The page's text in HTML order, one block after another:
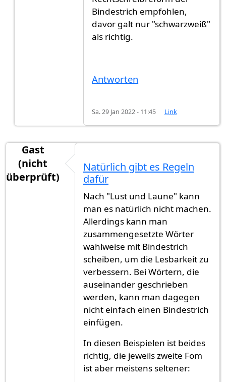
Bindestrich empfohlen,
davor galt nur "schwarzweiß"
als richtig.
Antworten
Sa. 29 Jan 2022 - 11:45 Link
Gast
(nicht
überprüft)
Natürlich gibt es Regeln
dafür
Nach "Lust und Laune" kann
man es natürlich nicht machen.
Allerdings kann man
zusammengesetzte Wörter
wahlweise mit Bindestrich
scheiben, um die Lesbarkeit zu
verbessern. Bei Wörtern, die
auseinander geschrieben
werden, kann man dagegen
nicht einfach einen Bindestrich
einfügen.
In diesen Beispielen ist beides
richtig, die jeweils zweite Fom
ist aber meistens seltener: